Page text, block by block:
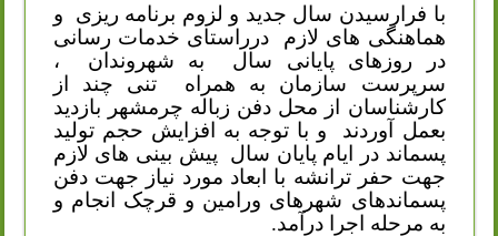
با فرارسیدن سال جدید و لزوم برنامه ریزی
و
هماهنگی های لازم
درراستای خدمات رسانی
در روزهای پایانی سال
به شهروندان
،
سرپرست سازمان به همراه
تنی چند از
کارشناسان از محل دفن زباله چرمشهر بازدید
بعمل آوردند
و با توجه به افزایش حجم تولید
پسماند در ایام پایان سال
پیش بینی های لازم
جهت حفر ترانشه با ابعاد مورد نیاز جهت دفن
پسماندهای شهرهای ورامین و قرچک انجام و
به مرحله اجرا درآمد.